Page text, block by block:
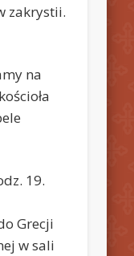
zakrystii.
na
19.
Grecji
w sali